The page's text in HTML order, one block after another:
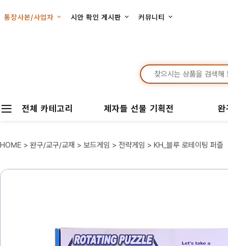
통장사본/사업자 시안 확인 게시판 커뮤니티
전체 카테고리 제자들 선물 기획전
HOME > 완구/교구/교재 > 보드게임 > 전략게임 > KH_블루 로테이팅 퍼즐